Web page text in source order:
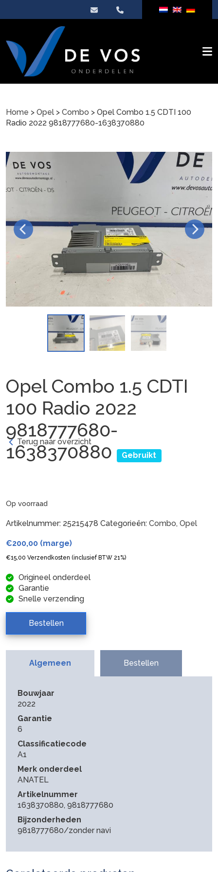
Home > Opel > Combo > Opel Combo 1.5 CDTI 100
Radio 2022 9818777680-1638370880
Opel Combo 1.5 CDTI
100 Radio 2022
9818777680-
1638370880
Gebruikt
Terug naar overzicht
Op voorraad
Artikelnummer: 25215478 Categorieën: Combo, Opel
€200,00 (marge)
€15,00 Verzendkosten (inclusief BTW 21%)
Origineel onderdeel
Garantie
Snelle verzending
Bestellen
Algemeen Bestellen
Bouwjaar
2022
Garantie
6
Classificatiecode
A1
Merk onderdeel
ANATEL
Artikelnummer
1638370880, 9818777680
Bijzonderheden
9818777680/zonder navi